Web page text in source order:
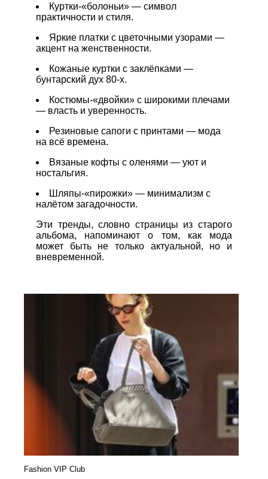
Куртки-«болоньи» — символ
практичности и стиля.
Яркие платки с цветочными узорами —
акцент на женственности.
Кожаные куртки с заклёпками —
бунтарский дух 80-х.
Костюмы-«двойки» с широкими плечами
— власть и уверенность.
Резиновые сапоги с принтами — мода
на всё времена.
Вязаные кофты с оленями — уют и
ностальгия.
Шляпы-«пирожки» — минимализм с
налётом загадочности.
Эти тренды, словно страницы из старого
альбома, напоминают о том, как мода
может быть не только актуальной, но и
вневременной.
Fashion VIP Club